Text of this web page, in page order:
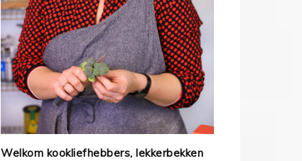
Welkom kookliefhebbers, lekkerbekken